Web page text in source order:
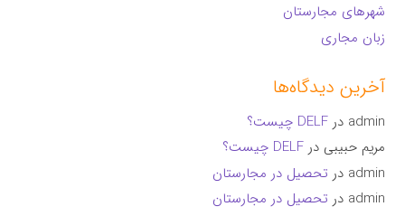
شهرهای مجارستان
زبان مجاری
آخرین دیدگاه‌ها
admin درDELF چیست؟
مریم حبیبی درDELF چیست؟
admin در تحصیل در مجارستان
admin در تحصیل در مجارستان